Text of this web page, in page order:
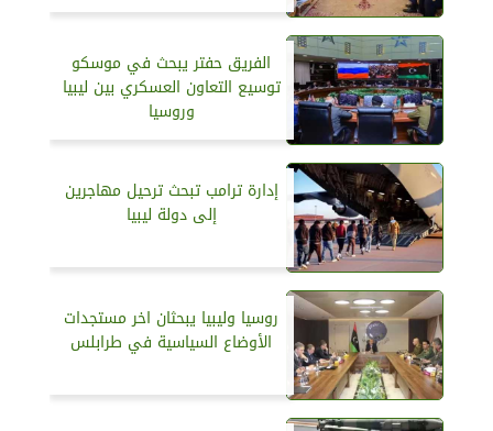
الفريق حفتر يبحث في موسكو
توسيع التعاون العسكري بين ليبيا
وروسيا
إدارة ترامب تبحث ترحيل مهاجرين
إلى دولة ليبيا
روسيا وليبيا يبحثان اخر مستجدات
الأوضاع السياسية في طرابلس